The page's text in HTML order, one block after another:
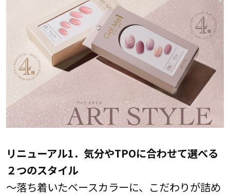
リニューアル1．気分やTPOに合わせて選べる
２つのスタイル
～落ち着いたベースカラーに、こだわりが詰め